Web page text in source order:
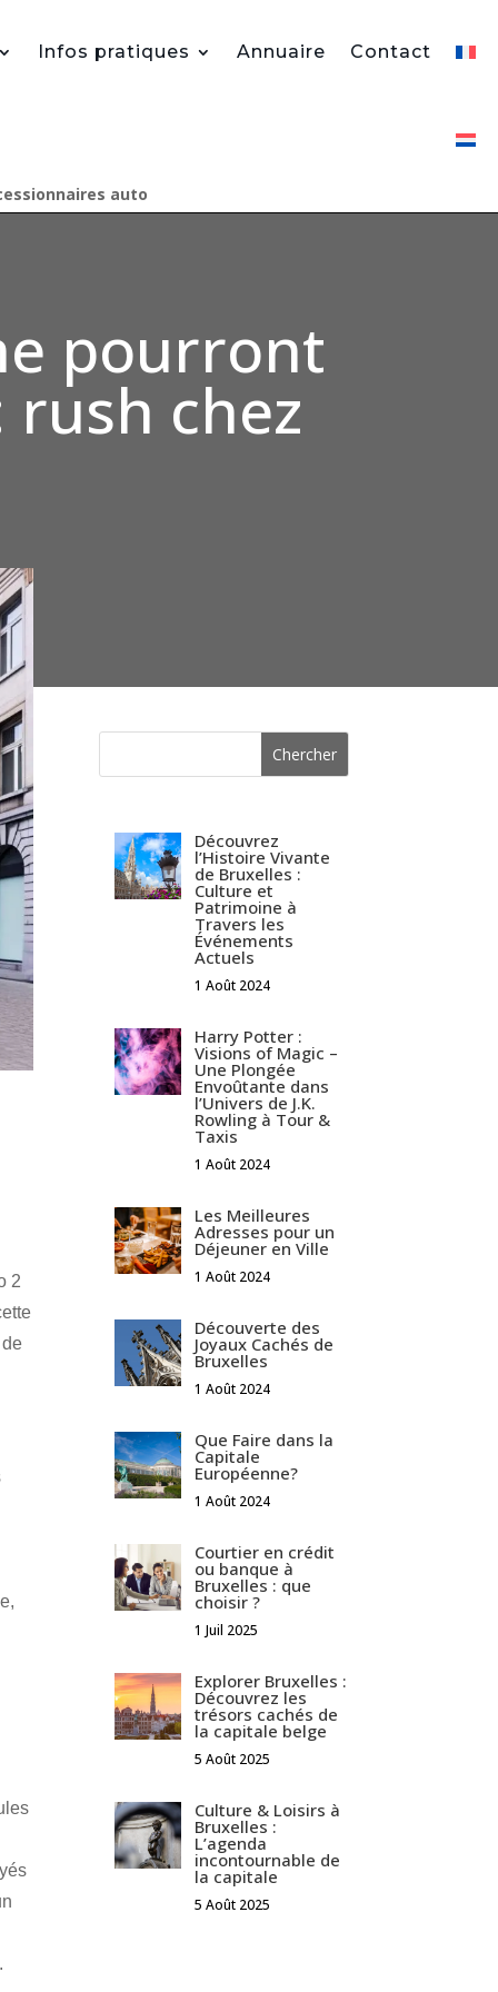
Infos pratiques Annuaire Contact
auto
pourront
chez
2
Découvrez
l’Histoire Vivante
de Bruxelles :
Culture et
Patrimoine à
Travers les
Événements
Actuels
1 Août 2024
Harry Potter :
Visions of Magic –
Une Plongée
Envoûtante dans
l’Univers de J.K.
Rowling à Tour &
Taxis
1 Août 2024
Les Meilleures
Adresses pour un
Déjeuner en Ville
1 Août 2024
Découverte des
Joyaux Cachés de
Bruxelles
1 Août 2024
Que Faire dans la
Capitale
Européenne?
1 Août 2024
Courtier en crédit
ou banque à
Bruxelles : que
choisir ?
1 Juil 2025
Explorer Bruxelles :
Découvrez les
trésors cachés de
la capitale belge
5 Août 2025
Culture & Loisirs à
Bruxelles :
L’agenda
incontournable de
la capitale
5 Août 2025